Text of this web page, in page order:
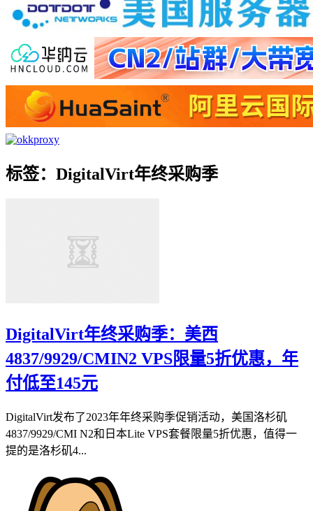
标签：DigitalVirt年终采购季
DigitalVirt年终采购季：美西
4837/9929/CMIN2 VPS限量5折优惠，年
付低至145元
DigitalVirt发布了2023年年终采购季促销活动，美国洛杉矶
4837/9929/CMI N2和日本Lite VPS套餐限量5折优惠，值得一
提的是洛杉矶4...